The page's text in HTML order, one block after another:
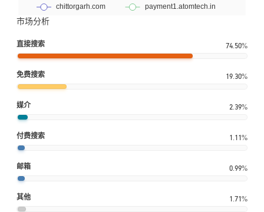
市场分析
直接搜索 74.50%
免费搜索 19.30%
媒介 2.39%
付费搜索 1.11%
邮箱 0.99%
其他 1.71%